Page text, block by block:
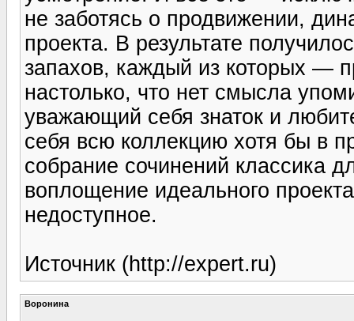
не заботясь о продвижении,
проекта. В результате
запахов, каждый из которых —
настолько, что нет смысла
уважающий себя знаток и
себя всю коллекцию хотя бы в
собрание сочинений классика
воплощение идеального
недоступное.
Источник (http://expert.ru)
Воронина